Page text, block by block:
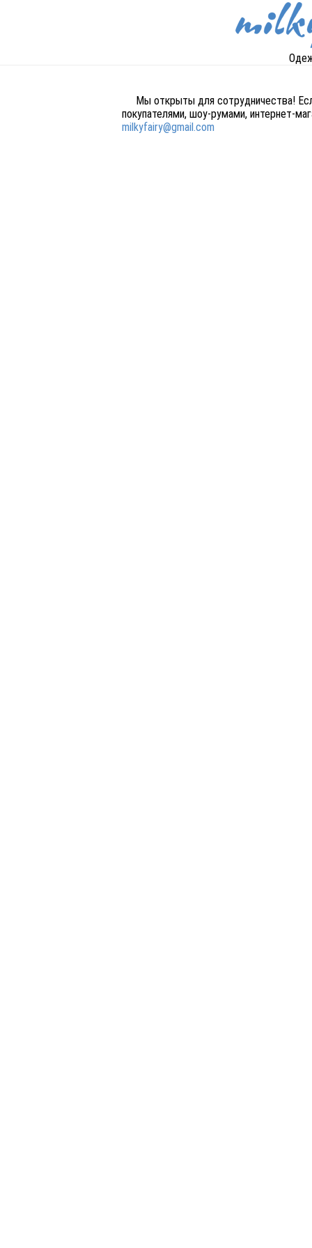
Мы открыты для сотрудничества!
покупателями, шоу-румами, интернет-
milkyfairy@gmail.com